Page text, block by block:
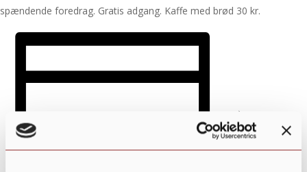
spændende foredrag. Gratis adgang. Kaffe med brød 30 kr.